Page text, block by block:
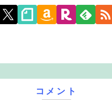
コメント